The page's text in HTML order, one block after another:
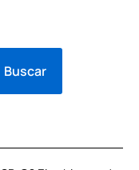
Buscar